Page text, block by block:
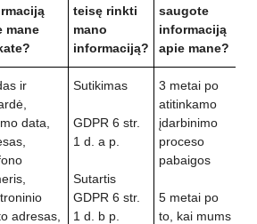
mane
teisę rinkti
mano
informaciją?
saugote
informaciją
apie mane?
ir
data,
adresas,
Sutikimas
GDPR 6 str.
1 d. a p.
Sutartis
GDPR 6 str.
1 d. b p.
3 metai po
atitinkamo
įdarbinimo
proceso
pabaigos
5 metai po
to, kai mums